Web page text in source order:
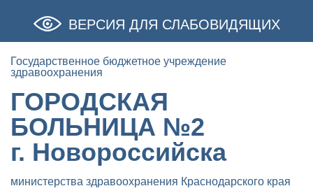
ВЕРСИЯ ДЛЯ СЛАБОВИДЯЩИХ
Государственное бюджетное учреждение
здравоохранения
ГОРОДСКАЯ
БОЛЬНИЦА №2
г. Новороссийска
министерства здравоохранения Краснодарского края